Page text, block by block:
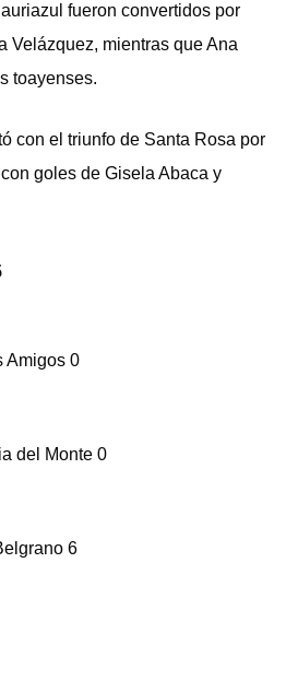
fueron convertidos por
Velázquez, mientras que Ana
toayenses.
con el triunfo de Santa Rosa por
goles de Gisela Abaca y
Amigos 0
del Monte 0
6